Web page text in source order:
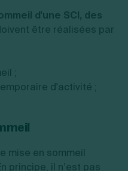
d'une SCI, des
être réalisées par
;
d'activité ;
mise en sommeil
principe, il n’est pas